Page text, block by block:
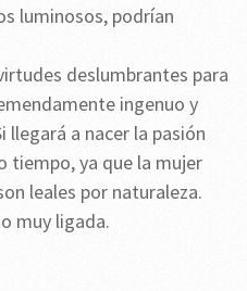
luminosos, podrían
deslumbrantes para
ingenuo y
llegará a nacer la pasión
tiempo, ya que la mujer
leales por naturaleza.
muy ligada.